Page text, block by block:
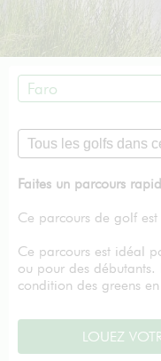
Faro
Faites un parcours
Ce parcours de golf
Ce parcours est idéal
ou pour des débutants.
condition des greens
LOUEZ